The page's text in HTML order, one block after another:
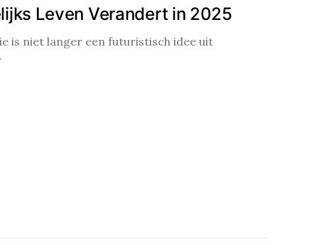
Leven Verandert in 2025
is niet langer een futuristisch idee uit